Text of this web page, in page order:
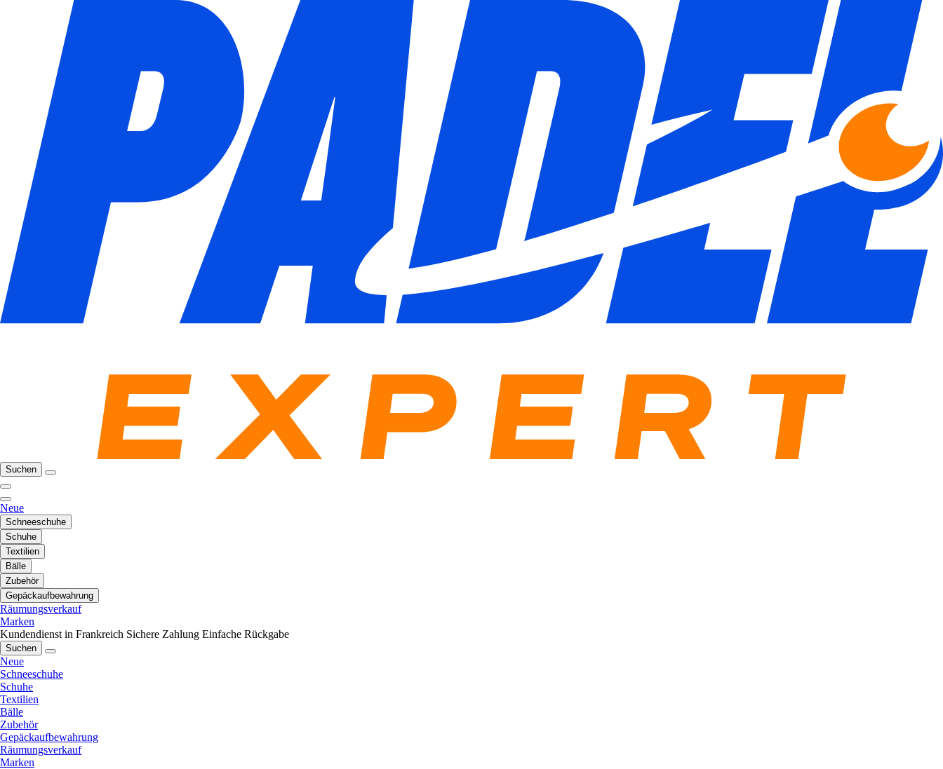
Suchen
Neue
Schneeschuhe
Schuhe
Textilien
Bälle
Zubehör
Gepäckaufbewahrung
Räumungsverkauf
Marken
Kundendienst in Frankreich Sichere Zahlung Einfache Rückgabe
Suchen
Neue
Schneeschuhe
Schuhe
Textilien
Bälle
Zubehör
Gepäckaufbewahrung
Räumungsverkauf
Marken